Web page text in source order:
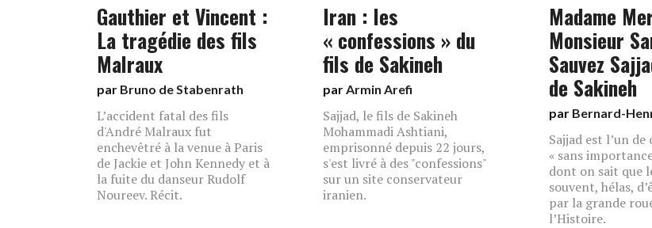
Gauthier et Vincent :
La tragédie des fils
Malraux
par Bruno de Stabenrath
L’accident fatal des fils
d'André Malraux fut
enchevêtré à la venue à Paris
de Jackie et John Kennedy et à
la fuite du danseur Rudolf
Noureev. Récit.
Iran : les
« confessions » du
fils de Sakineh
parArmin Arefi
Sajjad, le fils de Sakineh
Mohammadi Ashtiani,
emprisonné depuis 22 jours,
s'est livré à des "confessions"
sur un site conservateur
iranien.
Madame
Monsieur
Sauvez
de Sakineh
par Bernard-
Sajjad est l’un de
« sans
dont on sait que
souvent, hélas,
par la grande
l’Histoire.